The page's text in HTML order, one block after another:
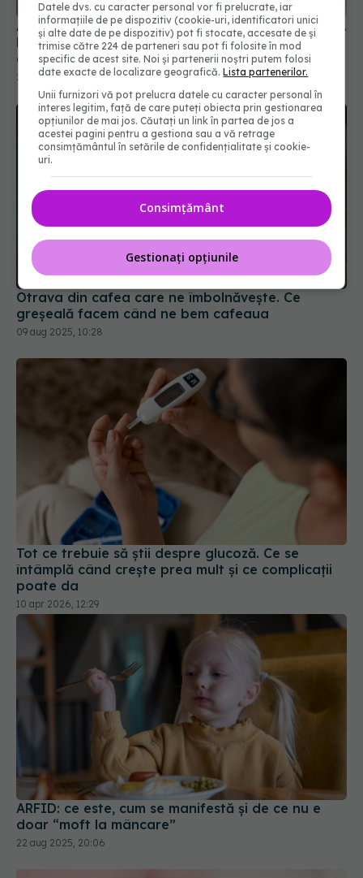
Este benefică pentru sănătatea
cardiometabolică
23 apr 2025, 16:54
Otrava din cafea care ne îmbolnăvește. Ce
greșeală facem când ne bem cafeaua
09 aug 2025, 10:28
Tot ce trebuie să știi despre glucoză. Ce se
întâmplă când crește prea mult și ce complicații
poate da
10 apr 2026, 12:29
ARFID: ce este, cum se manifestă și de ce nu e
doar “moft la mâncare”
22 aug 2025, 20:06
Datele dvs. cu caracter personal vor fi prelucrate, iar
informațiile de pe dispozitiv (cookie-uri, identificatori unici
și alte date de pe dispozitiv) pot fi stocate, accesate de și
trimise către 224 de parteneri sau pot fi folosite în mod
specific de acest site. Noi și partenerii noștri putem folosi
date exacte de localizare geografică.Lista partenerilor.
Unii furnizori vă pot prelucra datele cu caracter personal în
interes legitim, față de care puteți obiecta prin gestionarea
opțiunilor de mai jos. Căutați un link în partea de jos a
acestei pagini pentru a gestiona sau a vă retrage
consimțământul în setările de confidențialitate și cookie-
uri.
Consimțământ
Gestionați opțiunile